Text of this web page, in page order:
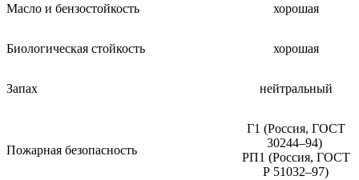
Масло и бензостойкость хорошая
Биологическая стойкость хорошая
Запах нейтральный
Пожарная безопасность
Г1 (Россия, ГОСТ
30244–94)
РП1 (Россия, ГОСТ
Р 51032–97)